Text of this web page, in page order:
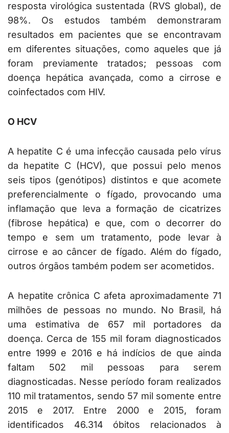
resposta virológica sustentada (RVS global), de
98%. Os estudos também demonstraram
resultados em pacientes que se encontravam
em diferentes situações, como aqueles que já
foram previamente tratados; pessoas com
doença hepática avançada, como a cirrose e
coinfectados com HIV.
O HCV
A hepatite C é uma infecção causada pelo vírus
da hepatite C (HCV), que possui pelo menos
seis tipos (genótipos) distintos e que acomete
preferencialmente o fígado, provocando uma
inflamação que leva a formação de cicatrizes
(fibrose hepática) e que, com o decorrer do
tempo e sem um tratamento, pode levar à
cirrose e ao câncer de fígado. Além do fígado,
outros órgãos também podem ser acometidos.
A hepatite crônica C afeta aproximadamente 71
milhões de pessoas no mundo. No Brasil, há
uma estimativa de 657 mil portadores da
doença. Cerca de 155 mil foram diagnosticados
entre 1999 e 2016 e há indícios de que ainda
faltam 502 mil pessoas para serem
diagnosticadas. Nesse período foram realizados
110 mil tratamentos, sendo 57 mil somente entre
2015 e 2017. Entre 2000 e 2015, foram
identificados 46.314 óbitos relacionados à